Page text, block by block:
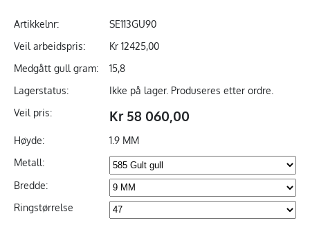
Artikkelnr:
SE113GU90
Veil arbeidspris:
Kr 12425,00
Medgått gull gram:
15,8
Lagerstatus:
Ikke på lager. Produseres etter ordre.
Veil pris:
Kr 58 060,00
Høyde:
1.9 MM
Metall:
Bredde:
Ringstørrelse